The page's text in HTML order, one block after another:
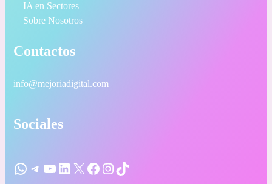
IA en Sectores
Sobre Nosotros
Contactos
info@mejoriadigital.com
Sociales
WhatsApp Telegram YouTube LinkedIn X Facebook Instagram TikTok